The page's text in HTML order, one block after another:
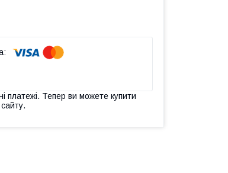
платежі. Тепер ви можете купити